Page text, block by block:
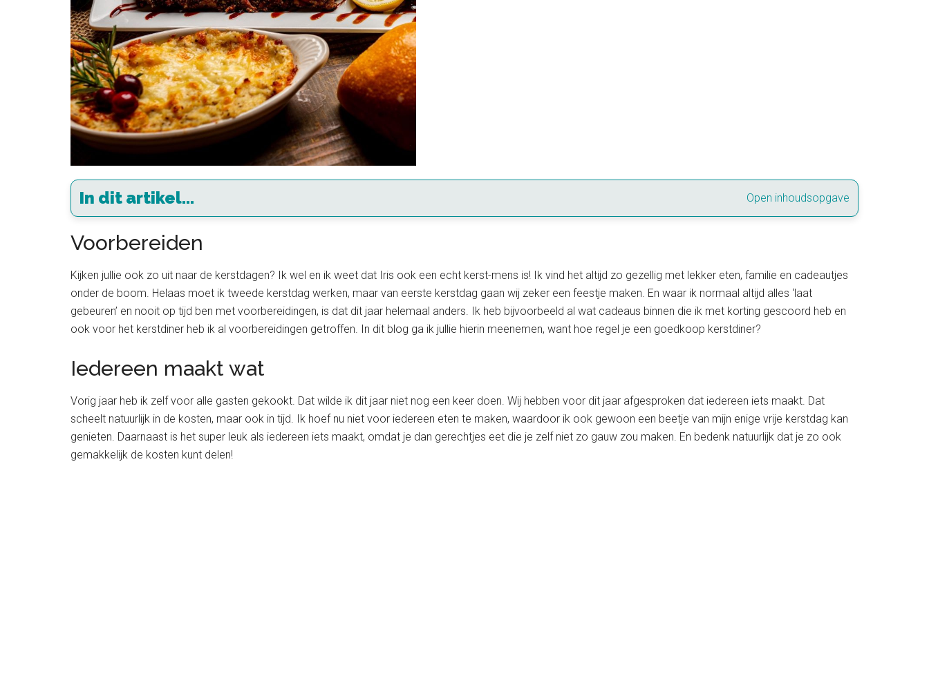
In dit artikel... Open inhoudsopgave
Voorbereiden
Kijken jullie ook zo uit naar de kerstdagen? Ik wel en ik weet dat Iris ook een echt kerst-mens is! Ik vind het altijd zo gezellig met lekker eten, familie en cadeautjes
onder de boom. Helaas moet ik tweede kerstdag werken, maar van eerste kerstdag gaan wij zeker een feestje maken. En waar ik normaal altijd alles ‘laat
gebeuren’ en nooit op tijd ben met voorbereidingen, is dat dit jaar helemaal anders. Ik heb bijvoorbeeld al wat cadeaus binnen die ik met korting gescoord heb en
ook voor het kerstdiner heb ik al voorbereidingen getroffen. In dit blog ga ik jullie hierin meenemen, want hoe regel je een goedkoop kerstdiner?
Iedereen maakt wat
Vorig jaar heb ik zelf voor alle gasten gekookt. Dat wilde ik dit jaar niet nog een keer doen. Wij hebben voor dit jaar afgesproken dat iedereen iets maakt. Dat
scheelt natuurlijk in de kosten, maar ook in tijd. Ik hoef nu niet voor iedereen eten te maken, waardoor ik ook gewoon een beetje van mijn enige vrije kerstdag kan
genieten. Daarnaast is het super leuk als iedereen iets maakt, omdat je dan gerechtjes eet die je zelf niet zo gauw zou maken. En bedenk natuurlijk dat je zo ook
gemakkelijk de kosten kunt delen!